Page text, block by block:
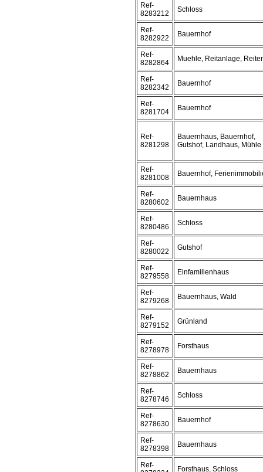
Ref-
8283212
Schloss
Ref-
8282922
Bauernhof
Ref-
8282864
Muehle, Reitanlage,
Ref-
8282342
Bauernhof
Ref-
8281704
Bauernhof
Ref-
8281298
Bauernhaus, Bauernhof,
Gutshof, Landhaus, Mühle
Ref-
8281008
Bauernhof,
Ref-
8280602
Bauernhaus
Ref-
8280486
Schloss
Ref-
8280022
Gutshof
Ref-
8279558
Einfamilienhaus
Ref-
8279268
Bauernhaus, Wald
Ref-
8279152
Grünland
Ref-
8278978
Forsthaus
Ref-
8278862
Bauernhaus
Ref-
8278746
Schloss
Ref-
8278630
Bauernhof
Ref-
8278398
Bauernhaus
Ref-
Forsthaus, Schloss